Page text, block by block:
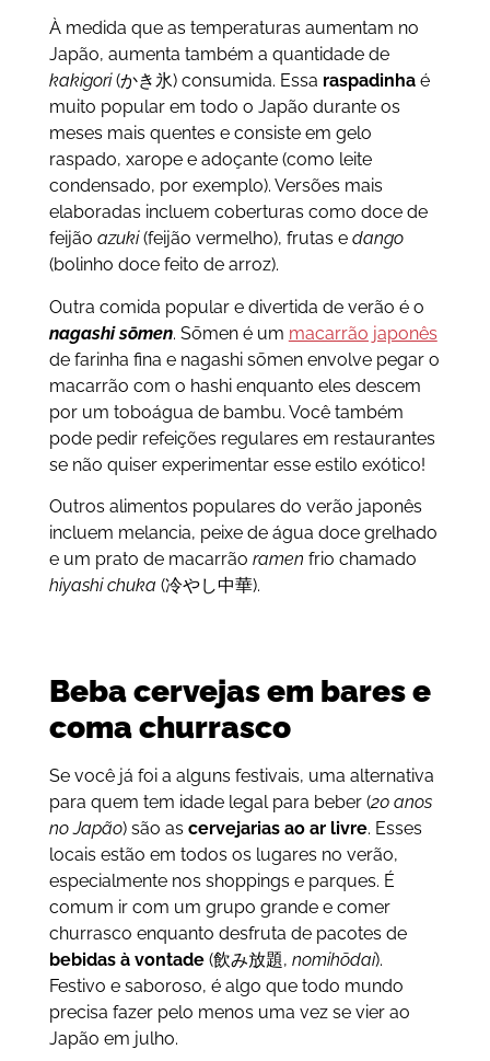
À medida que as temperaturas aumentam no
Japão, aumenta também a quantidade de
kakigori(かき氷) consumida. Essa raspadinhaé
muito popular em todo o Japão durante os
meses mais quentes e consiste em gelo
raspado, xarope e adoçante (como leite
condensado, por exemplo). Versões mais
elaboradas incluem coberturas como doce de
feijão azuki(feijão vermelho), frutas e dango
(bolinho doce feito de arroz).
Outra comida popular e divertida de verão é o
nagashi sōmen. Sōmen é um macarrão japonês
de farinha fina e nagashi sōmen envolve pegar o
macarrão com o hashi enquanto eles descem
por um toboágua de bambu. Você também
pode pedir refeições regulares em restaurantes
se não quiser experimentar esse estilo exótico!
Outros alimentos populares do verão japonês
incluem melancia, peixe de água doce grelhado
e um prato de macarrão ramen frio chamado
hiyashi chuka (冷やし中華).
Beba cervejas em bares e
coma churrasco
Se você já foi a alguns festivais, uma alternativa
para quem tem idade legal para beber (20 anos
no Japão) são as cervejarias ao ar livre. Esses
locais estão em todos os lugares no verão,
especialmente nos shoppings e parques. É
comum ir com um grupo grande e comer
churrasco enquanto desfruta de pacotes de
bebidas à vontade(飲み放題, nomihōdai).
Festivo e saboroso, é algo que todo mundo
precisa fazer pelo menos uma vez se vier ao
Japão em julho.